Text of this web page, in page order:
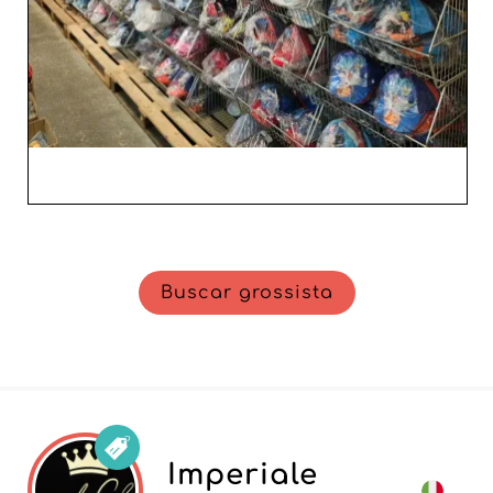
Buscar grossista
Imperiale